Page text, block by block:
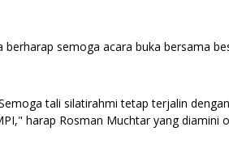
berharap semoga acara buka bersama
tali silatirahmi tetap terjalin
harap Rosman Muchtar yang diamini